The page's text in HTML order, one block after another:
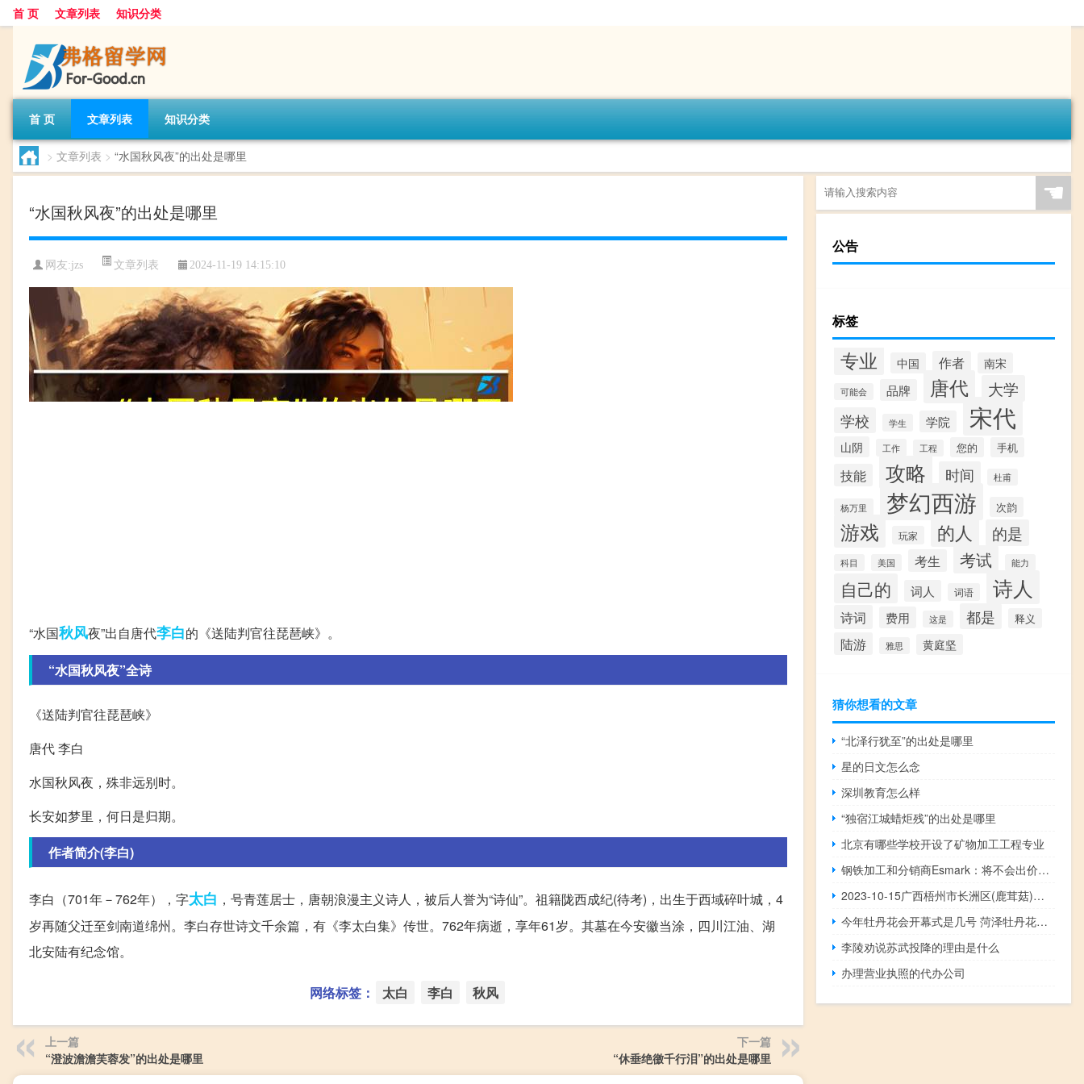
首 页 文章列表 知识分类
首 页 文章列表 知识分类
> 文章列表 > “水国秋风夜”的出处是哪里
“水国秋风夜”的出处是哪里
网友:jzs 文章列表 2024-11-19 14:15:10
“水国秋风夜”出自唐代李白的《送陆判官往琵琶峡》。
“水国秋风夜”全诗
《送陆判官往琵琶峡》
唐代 李白
水国秋风夜，殊非远别时。
长安如梦里，何日是归期。
作者简介(李白)
李白（701年－762年），字太白 ，号青莲居士，唐朝浪漫主义诗人，被后人誉为“诗仙”。祖籍陇西成纪(待考)，出生于西域碎叶城，4
岁再随父迁至剑南道绵州。李白存世诗文千余篇，有《李太白集》传世。762年病逝，享年61岁。其墓在今安徽当涂，四川江油、湖
北安陆有纪念馆。
网络标签： 太白 李白 秋风
上一篇
“澄波澹澹芙蓉发”的出处是哪里
下一篇
“休垂绝徼千行泪”的出处是哪里
☚
公告
标签
专业 中国 作者 南宋
可能会 品牌 唐代 大学
学校 学生 学院 宋代
山阴 工作 工程 您的 手机
技能 攻略 时间 杜甫
杨万里 梦幻西游 次韵
游戏 玩家 的人 的是
科目 美国 考生 考试 能力
自己的 词人 词语 诗人
诗词 费用 这是 都是 释义
陆游 雅思 黄庭坚
猜你想看的文章
“北泽行犹至”的出处是哪里
星的日文怎么念
深圳教育怎么样
“独宿江城蜡炬残”的出处是哪里
北京有哪些学校开设了矿物加工工程专业
钢铁加工和分销商Esmark：将不会出价收购美国钢铁公司美国钢铁（X）股价扩大跌幅下跌2.8%至日内低位
2023-10-15广西梧州市长洲区(鹿茸菇)的报价是多少
今年牡丹花会开幕式是几号 菏泽牡丹花会开幕式
李陵劝说苏武投降的理由是什么
办理营业执照的代办公司